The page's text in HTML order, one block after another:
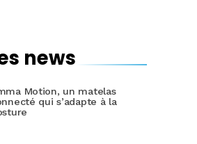
news
Motion, un matelas
qui s’adapte à la